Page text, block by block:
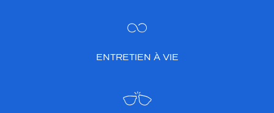
ENTRETIEN À VIE